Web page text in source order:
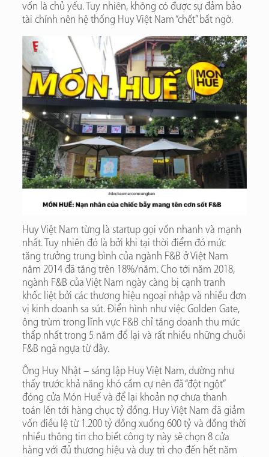
vốn là chủ yếu. Tuy nhiên, không có được sự đảm bảo
tài chính nên hệ thống Huy Việt Nam “chết” bất ngờ.
Huy Việt Nam từng là startup gọi vốn nhanh và mạnh
nhất. Tuy nhiên đó là bởi khi tại thời điểm đó mức
tăng trưởng trung bình của ngành F&B ở Việt Nam
năm 2014 đã tăng trên 18%/năm. Cho tới năm 2018,
ngành F&B của Việt Nam ngày càng bị cạnh tranh
khốc liệt bởi các thương hiệu ngoại nhập và nhiều đơn
vị kinh doanh sa sút. Điển hình như việc Golden Gate,
ông trùm trong lĩnh vực F&B chỉ tăng doanh thu mức
thấp nhất trong 5 năm đổ lại và rất nhiều những chuỗi
F&B ngã ngựa từ đây.
Ông Huy Nhật – sáng lập Huy Việt Nam, dường như
thấy trước khả năng khó cầm cự nên đã “đột ngột”
đóng cửa Món Huế và để lại khoản nợ chưa thanh
toán lên tới hàng chục tỷ đồng. Huy Việt Nam đã giảm
vốn điều lệ từ 1.200 tỷ đồng xuống 600 tỷ và đồng thời
nhiều thông tin cho biết công ty này sẽ chọn 8 cửa
hàng với đủ thương hiệu và duy trì cho đến hết năm